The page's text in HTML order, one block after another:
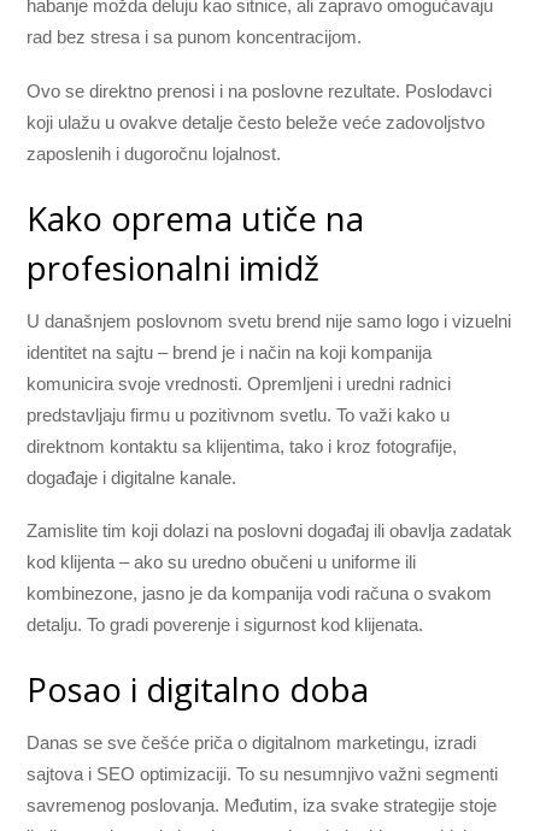
habanje možda deluju kao sitnice, ali zapravo omogućavaju
rad bez stresa i sa punom koncentracijom.
Ovo se direktno prenosi i na poslovne rezultate. Poslodavci
koji ulažu u ovakve detalje često beleže veće zadovoljstvo
zaposlenih i dugoročnu lojalnost.
Kako oprema utiče na
profesionalni imidž
U današnjem poslovnom svetu brend nije samo logo i vizuelni
identitet na sajtu – brend je i način na koji kompanija
komunicira svoje vrednosti. Opremljeni i uredni radnici
predstavljaju firmu u pozitivnom svetlu. To važi kako u
direktnom kontaktu sa klijentima, tako i kroz fotografije,
događaje i digitalne kanale.
Zamislite tim koji dolazi na poslovni događaj ili obavlja zadatak
kod klijenta – ako su uredno obučeni u uniforme ili
kombinezone, jasno je da kompanija vodi računa o svakom
detalju. To gradi poverenje i sigurnost kod klijenata.
Posao i digitalno doba
Danas se sve češće priča o digitalnom marketingu, izradi
sajtova i SEO optimizaciji. To su nesumnjivo važni segmenti
savremenog poslovanja. Međutim, iza svake strategije stoje